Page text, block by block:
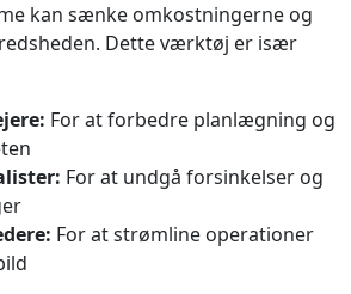
kan sænke omkostningerne og
Dette værktøj er især
For at forbedre planlægning og
For at undgå forsinkelser og
For at strømline operationer